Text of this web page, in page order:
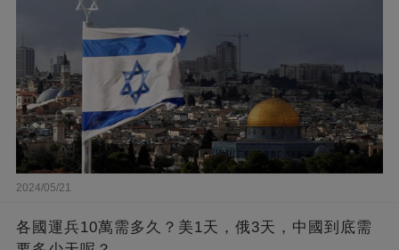
2024/05/21
各國運兵10萬需多久？美1天，俄3天，中國到底需